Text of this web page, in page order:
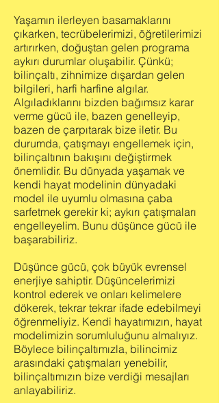
Yaşamın ilerleyen basamaklarını
çıkarken, tecrübelerimizi, öğretilerimizi
artırırken, doğuştan gelen programa
aykırı durumlar oluşabilir. Çünkü;
bilinçaltı, zihnimize dışardan gelen
bilgileri, harfi harfine algılar.
Algıladıklarını bizden bağımsız karar
verme gücü ile, bazen genelleyip,
bazen de çarpıtarak bize iletir. Bu
durumda, çatışmayı engellemek için,
bilinçaltının bakışını değiştirmek
önemlidir. Bu dünyada yaşamak ve
kendi hayat modelinin dünyadaki
model ile uyumlu olmasına çaba
sarfetmek gerekir ki; aykırı çatışmaları
engelleyelim. Bunu düşünce gücü ile
başarabiliriz.
Düşünce gücü, çok büyük evrensel
enerjiye sahiptir. Düşüncelerimizi
kontrol ederek ve onları kelimelere
dökerek, tekrar tekrar ifade edebilmeyi
öğrenmeliyiz. Kendi hayatımızın, hayat
modelimizin sorumluluğunu almalıyız.
Böylece bilinçaltımızla, bilincimiz
arasındaki çatışmaları yenebilir,
bilinçaltımızın bize verdiği mesajları
anlayabiliriz.